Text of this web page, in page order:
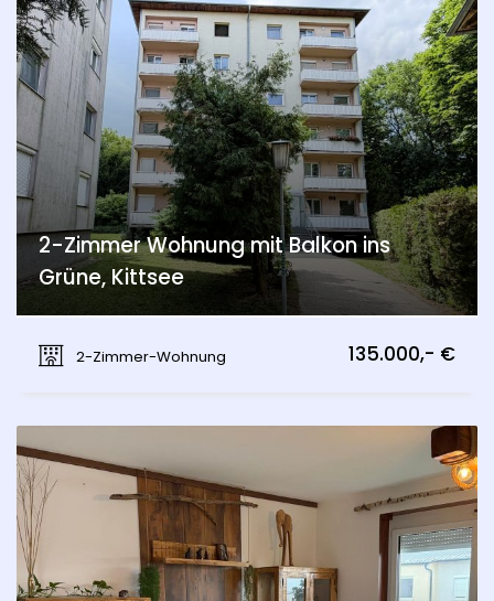
2-Zimmer Wohnung mit Balkon ins
Grüne, Kittsee
2-Zimmer-Wohnung
135.000,- €